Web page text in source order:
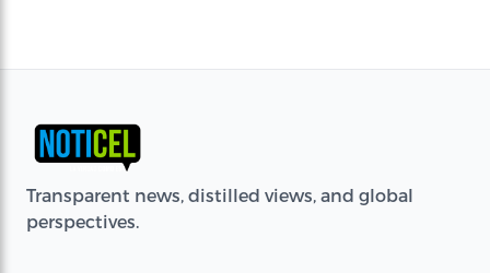
Transparent news, distilled views, and global
perspectives.